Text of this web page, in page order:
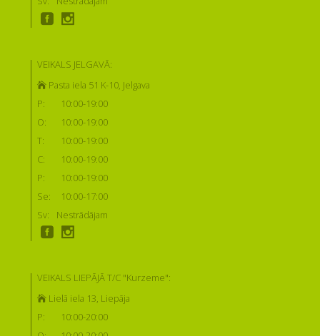
VEIKALS JELGAVĀ:
Pasta iela 51 K-10, Jelgava
P:
10:00-19:00
O:
10:00-19:00
T:
10:00-19:00
C:
10:00-19:00
P:
10:00-19:00
Se:
10:00-17:00
Sv:
Nestrādājam
VEIKALS LIEPĀJĀ T/C "Kurzeme":
Lielā iela 13, Liepāja
P:
10:00-20:00